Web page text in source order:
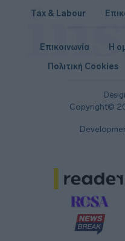
Tax & Labour
Copyright©
Επικοινωνία Η
Πολιτική Cookies